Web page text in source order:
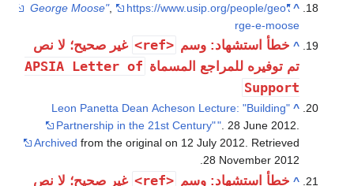
,
https://www.usip.org/people/geo
rge-e-
خطأ استشهاد: وسم<ref>
غير صحيح؛ لا نص
توفيره للمراجع المسماةAPSIA Letter of
"Leon Panetta Dean Acheson Lecture: "Building
Partnership in the 21st Century"". 28 June
Archivedfrom the original on 12 July 2012
28 November
.
خطأ استشهاد: وسم<ref>
غير صحيح؛ لا نص